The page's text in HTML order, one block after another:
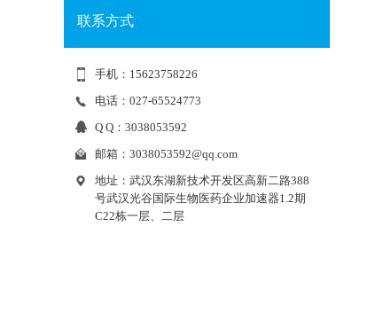
联系方式
手机：15623758226
电话：027-65524773
Q Q：3038053592
邮箱： 3038053592@qq.com
地址：武汉东湖新技术开发区高新二路388
号武汉光谷国际生物医药企业加速器1.2期
C22栋一层、二层